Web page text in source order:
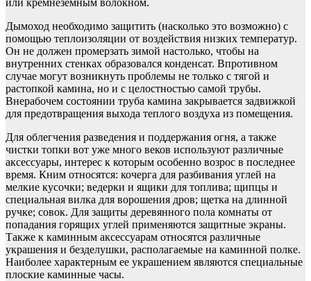
Дымоход необходимо защитить (насколько это возможно) с
помощью теплоизоляции от воздействия низких температур.
Он не должен промерзать зимой настолько, чтобы на
внутренних стенках образовался конденсат. Впротивном
случае могут возникнуть проблемы не только с тягой и
растопкой камина, но и с целостностью самой трубы.
Внерабочем состоянии труба камина закрывается задвижкой
для предотвращения выхода теплого воздуха из помещения.
Для облегчения разведения и поддержания огня, а также
чистки топки вот уже много веков используют различные
аксессуары, интерес к которым особенно возрос в последнее
время. Кним относятся: кочерга для разбивания углей на
мелкие кусочки; ведерки и ящики для топлива; щипцы и
специальная вилка для ворошения дров; щетка на длинной
ручке; совок. Для защиты деревянного пола комнаты от
попадания горящих углей применяются защитные экраны.
Также к каминным аксессуарам относятся различные
украшения и безделушки, располагаемые на каминной полке.
Наиболее характерным ее украшением являются специальные
плоские каминные часы.